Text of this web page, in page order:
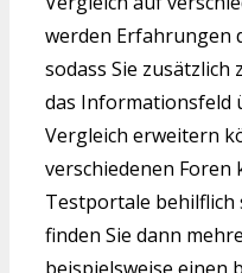
werden Erfahrungen
sodass Sie
das Informationsfeld
Vergleich erweitern
verschiedenen Foren
Testportale behilflich
finden Sie dann